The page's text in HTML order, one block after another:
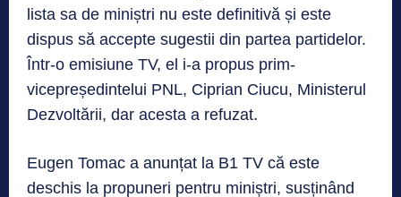
lista sa de miniștri nu este definitivă și este
dispus să accepte sugestii din partea partidelor.
Într-o emisiune TV, el i-a propus prim-
vicepreședintelui PNL, Ciprian Ciucu, Ministerul
Dezvoltării, dar acesta a refuzat.
Eugen Tomac a anunțat la B1 TV că este
deschis la propuneri pentru miniștri, susținând